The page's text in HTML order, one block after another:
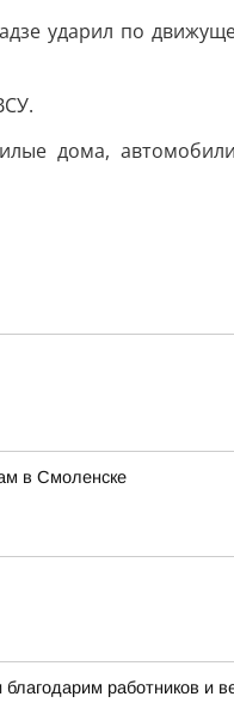
ударил по
дома,
в Смоленске
работников и